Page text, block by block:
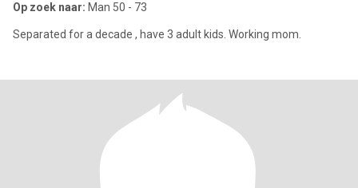
Op zoek naar: Man 50 - 73
Separated for a decade , have 3 adult kids. Working mom.